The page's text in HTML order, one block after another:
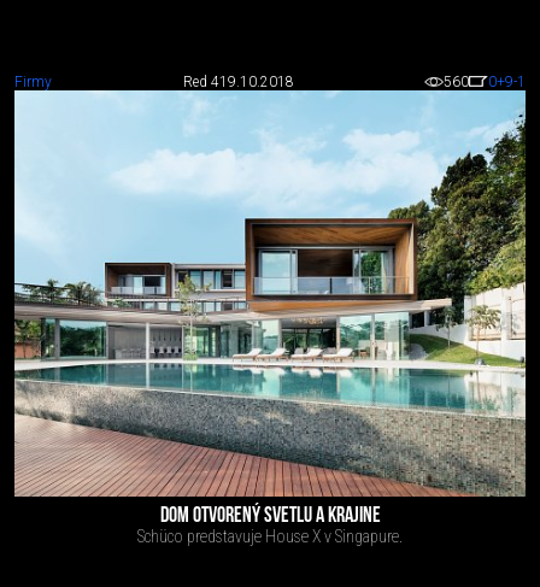
Firmy Red 419.10.2018 560 0+9-1
DOM OTVORENÝ SVETLU A KRAJINE
Schüco predstavuje House X v Singapure.